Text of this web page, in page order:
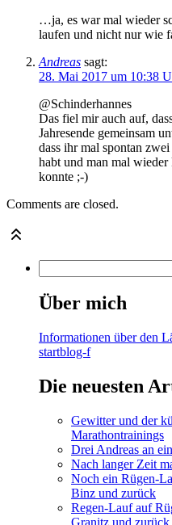
…ja, es war mal wieder
laufen und nicht nur wie
Andreas sagt:
28. Mai 2017 um 10:38
@Schinderhannes
Das fiel mir auch auf,
Jahresende gemeinsam
dass ihr mal spontan
habt und man mal
konnte ;-)
Comments are closed.
Über mich
Informationen über den
startblog-f
Die neuesten
Gewitter und der
Marathontrainings
Drei Andreas an
Nach langer Zeit
Noch ein Rügen-
Binz und zurück
Regen-Lauf auf